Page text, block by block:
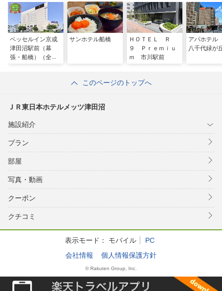
ベッセルイン京成
津田沼駅前（幕
張・船橋）（全室
サンホテル船橋
ＨＯＴＥＬ Ｒ
９ Ｐｒｅｍｉｕ
ｍ 市川駅前
アパホテル
八千代緑が
このページのトップへ
ＪＲ東日本ホテルメッツ津田沼
施設紹介
プラン
部屋
写真・動画
クーポン
クチコミ
表示モード： モバイル
PC
会社情報
個人情報保護方針
© Rakuten Group, Inc.